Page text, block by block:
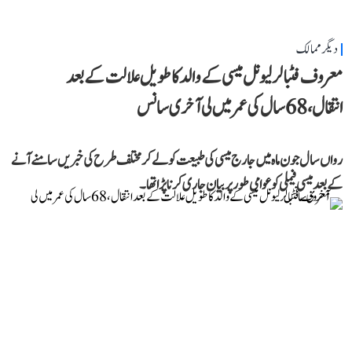
دیگر ممالک
معروف فٹبالر لیونل میسی کے والد کا طویل علالت کے بعد
انتقال، 68 سال کی عمر میں لی آخری سانس
رواں سال جون ماہ میں جارج میسی کی طبیعت کو لے کر مختلف طرح کی خبریں سامنے آنے
کے بعد میسی فیملی کو عوامی طور پر بیان جاری کرنا پڑا تھا۔